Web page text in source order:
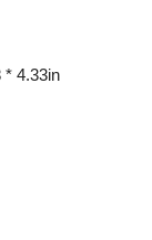
* 4.33in